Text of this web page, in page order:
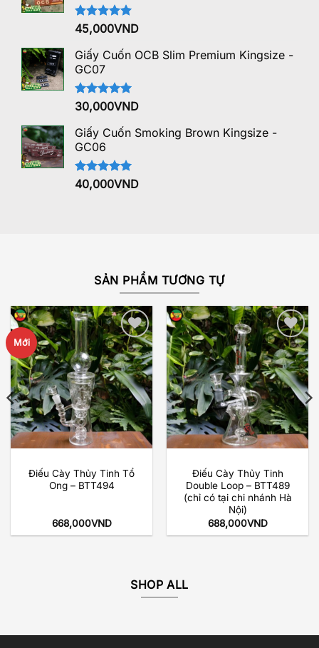
Được xếp
hạng
5 sao
45,000VND
Giấy Cuốn OCB Slim Premium Kingsize -
GC07
Được xếp
hạng
5 sao
30,000VND
Giấy Cuốn Smoking Brown Kingsize -
GC06
Được xếp
hạng
40,000VND
SẢN PHẨM TƯƠNG TỰ
Mới
Add to
wishlist
Điếu Cày Thủy Tinh Tổ
Ong – BTT494
668,000VND
Add to
wishlist
Điếu Cày Thủy Tinh
Double Loop – BTT489
(chỉ có tại chi nhánh Hà
Nội)
688,000VND
SHOP ALL